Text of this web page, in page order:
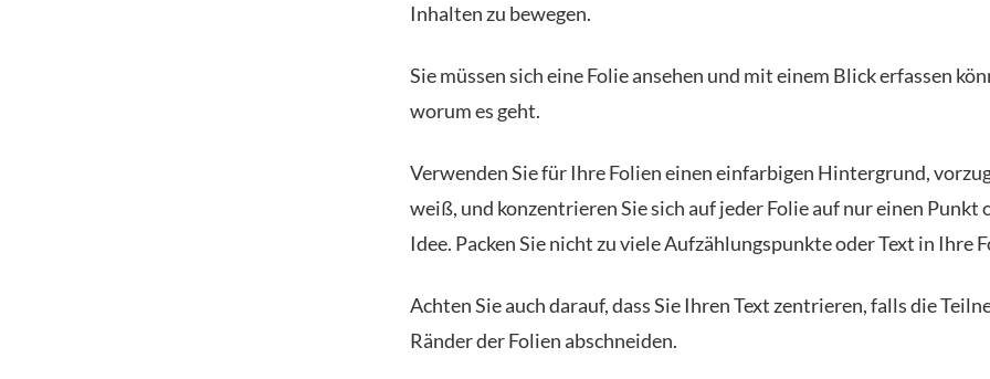
Inhalten zu bewegen.
Sie müssen sich eine Folie ansehen und mit einem Blick erfassen
worum es geht.
Verwenden Sie für Ihre Folien einen einfarbigen Hintergrund,
weiß, und konzentrieren Sie sich auf jeder Folie auf nur einen Punkt
Idee. Packen Sie nicht zu viele Aufzählungspunkte oder Text in Ihre
Achten Sie auch darauf, dass Sie Ihren Text zentrieren, falls die
Ränder der Folien abschneiden.